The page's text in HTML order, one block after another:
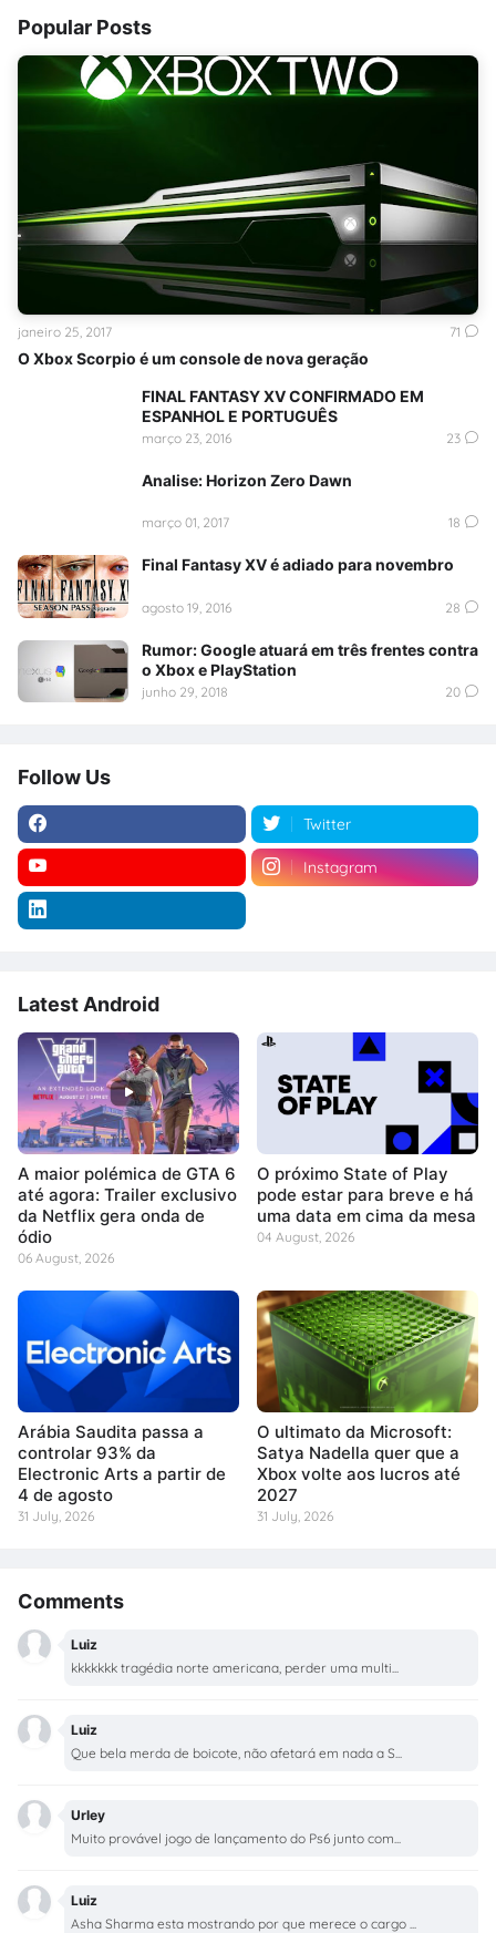
Popular Posts
O Xbox Scorpio é um console de nova geração
janeiro 25, 2017 71
FINAL FANTASY XV CONFIRMADO EM
ESPANHOL E PORTUGUÊS
março 23, 2016 23
Analise: Horizon Zero Dawn
março 01, 2017 18
Final Fantasy XV é adiado para novembro
agosto 19, 2016 28
Rumor: Google atuará em três frentes contra
o Xbox e PlayStation
junho 29, 2018 20
Follow Us
Twitter
Instagram
Latest Android
A maior polémica de GTA 6
até agora: Trailer exclusivo
da Netflix gera onda de
ódio
06 August, 2026
O próximo State of Play
pode estar para breve e há
uma data em cima da mesa
04 August, 2026
Arábia Saudita passa a
controlar 93% da
Electronic Arts a partir de
4 de agosto
31 July, 2026
O ultimato da Microsoft:
Satya Nadella quer que a
Xbox volte aos lucros até
2027
31 July, 2026
Comments
Luiz
kkkkkkk tragédia norte americana, perder uma multi...
Luiz
Que bela merda de boicote, não afetará em nada a S...
Urley
Muito provável jogo de lançamento do Ps6 junto com...
Luiz
Asha Sharma esta mostrando por que merece o cargo ...